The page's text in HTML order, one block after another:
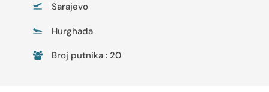
Sarajevo
Hurghada
Broj putnika : 20